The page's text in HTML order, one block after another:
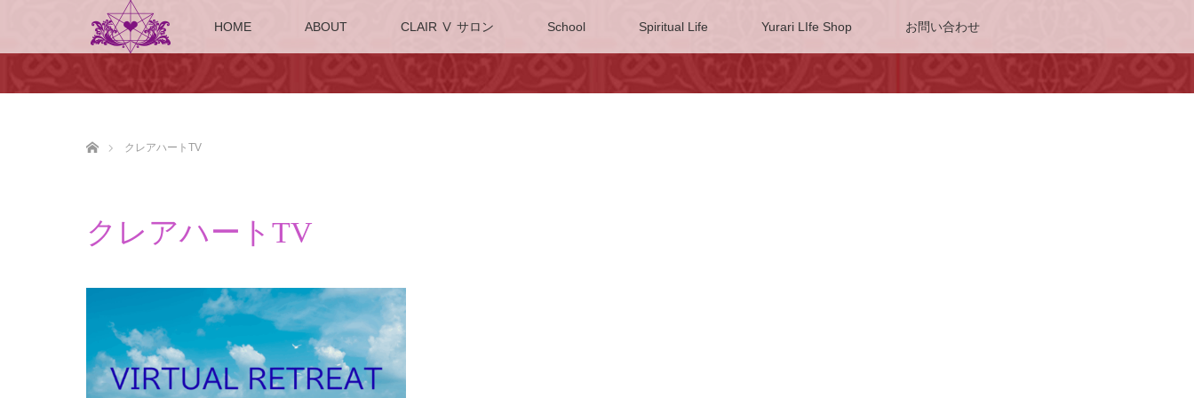
HOME ABOUT CLAIR Ⅴ サロン School Spiritual Life Yurari LIfe Shop お問い合わせ
クレアハートTV
クレアハートTV